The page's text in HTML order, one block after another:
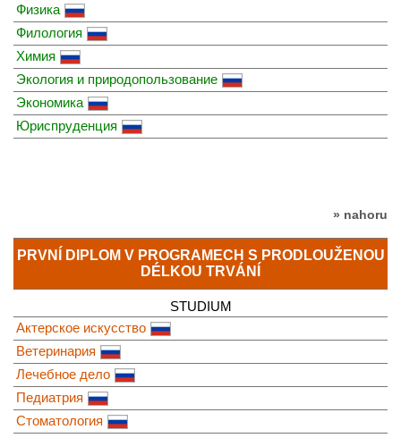
Физика
Филология
Химия
Экология и природопользование
Экономика
Юриспруденция
» nahoru
PRVNÍ DIPLOM V PROGRAMECH S PRODLOUŽENOU
DÉLKOU TRVÁNÍ
STUDIUM
Актерское искусство
Ветеринария
Лечебное дело
Педиатрия
Стоматология